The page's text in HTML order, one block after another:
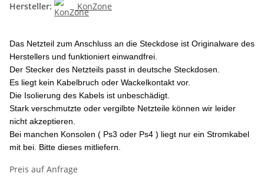
Hersteller:
KonZone
Das Netzteil zum Anschluss an die Steckdose ist Originalware des
Herstellers und funktioniert einwandfrei.
Der Stecker des Netzteils passt in deutsche Steckdosen.
Es liegt kein Kabelbruch oder Wackelkontakt vor.
Die Isolierung des Kabels ist unbeschädigt.
Stark verschmutzte oder vergilbte Netzteile können wir leider
nicht akzeptieren.
Bei manchen Konsolen ( Ps3 oder Ps4 ) liegt nur ein Stromkabel
mit bei. Bitte dieses mitliefern.
Preis auf Anfrage